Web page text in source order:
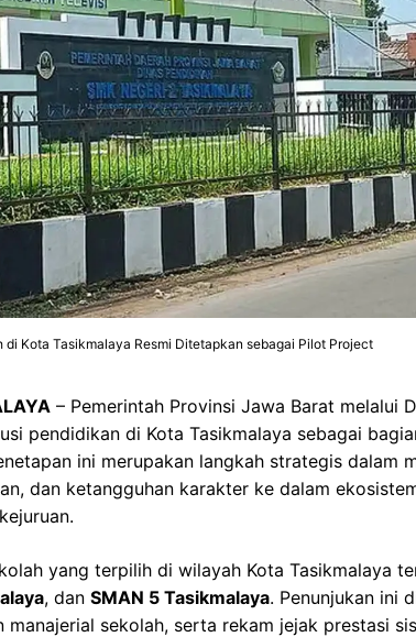
di Kota Tasikmalaya Resmi Ditetapkan sebagai Pilot Project
– Pemerintah Provinsi Jawa Barat melalui
pendidikan di Kota Tasikmalaya sebagai
ini merupakan langkah strategis dalam
dan ketangguhan karakter ke dalam
yang terpilih di wilayah Kota Tasikmalaya
, dan SMAN 5 Tasikmalaya. Penunjukan ini
manajerial sekolah, serta rekam jejak prestasi